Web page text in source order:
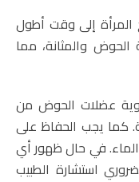
المرأة إلى وقت أطول
والمثانة، مما
عضلات الحوض من
كما يجب الحفاظ على
في حال ظهور أي
استشارة الطبيب